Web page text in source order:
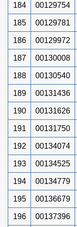
184 00129754
185 00129781
186 00129972
187 00130008
188 00130540
189 00131436
190 00131626
191 00131750
192 00134074
193 00134525
194 00134779
195 00136679
196 00137396